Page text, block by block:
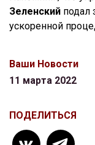
Зеленский подал
ускоренной
Ваши Новости
11 марта 2022
ПОДЕЛИТЬСЯ